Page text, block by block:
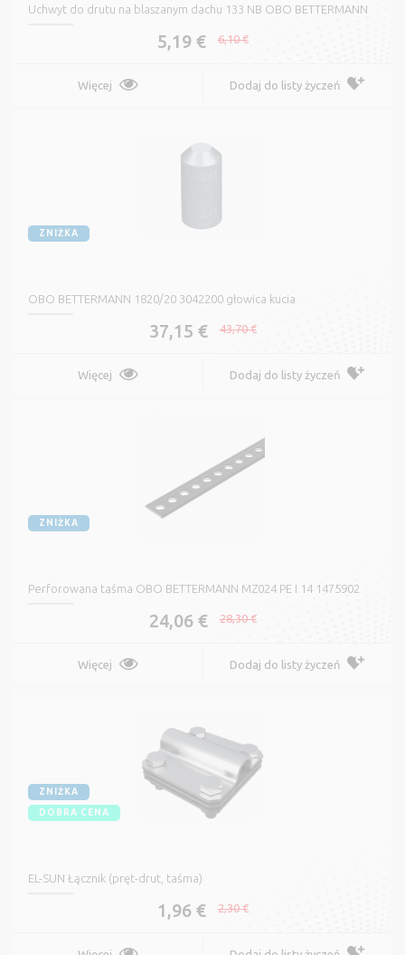
Uchwyt do drutu na blaszanym dachu 133 NB OBO BETTERMANN
5,19 € 6,10 €
Więcej Dodaj do listy życzeń
ZNIŻKA
OBO BETTERMANN 1820/20 3042200 głowica kucia
37,15 € 43,70 €
Więcej Dodaj do listy życzeń
ZNIŻKA
Perforowana taśma OBO BETTERMANN MZ024 PE I 14 1475902
24,06 € 28,30 €
Więcej Dodaj do listy życzeń
ZNIŻKA
DOBRA CENA
EL-SUN Łącznik (pręt-drut, taśma)
1,96 € 2,30 €